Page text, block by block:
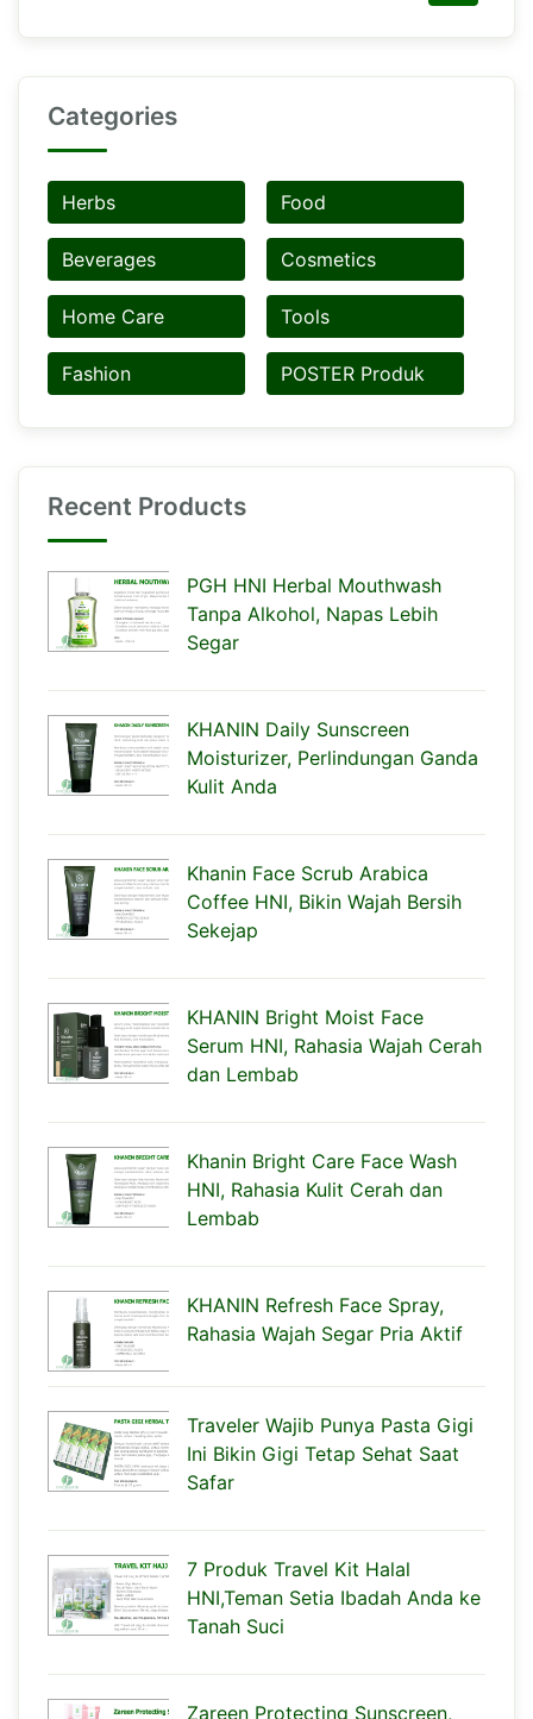
Categories
Herbs Food
Beverages Cosmetics
Home Care Tools
Fashion POSTER Produk
Recent Products
PGH HNI Herbal Mouthwash
Tanpa Alkohol, Napas Lebih
Segar
KHANIN Daily Sunscreen
Moisturizer, Perlindungan Ganda
Kulit Anda
Khanin Face Scrub Arabica
Coffee HNI, Bikin Wajah Bersih
Sekejap
KHANIN Bright Moist Face
Serum HNI, Rahasia Wajah Cerah
dan Lembab
Khanin Bright Care Face Wash
HNI, Rahasia Kulit Cerah dan
Lembab
KHANIN Refresh Face Spray,
Rahasia Wajah Segar Pria Aktif
Traveler Wajib Punya Pasta Gigi
Ini Bikin Gigi Tetap Sehat Saat
Safar
7 Produk Travel Kit Halal
HNI,Teman Setia Ibadah Anda ke
Tanah Suci
Zareen Protecting Sunscreen,